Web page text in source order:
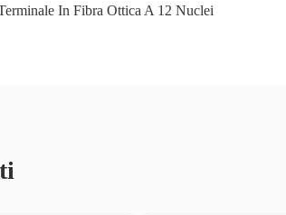
In Fibra Ottica A 12 Nuclei